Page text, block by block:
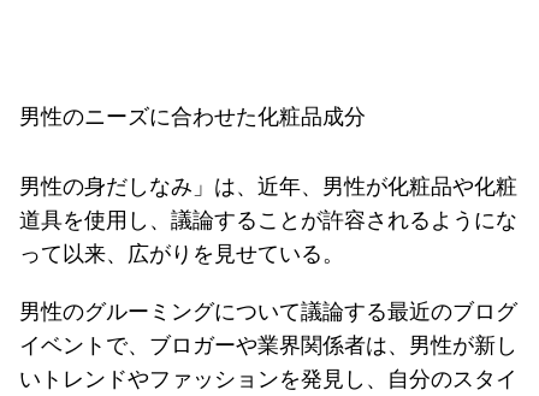
男性のニーズに合わせた化粧品成分
男性の身だしなみ」は、近年、男性が化粧品や化粧
道具を使用し、議論することが許容されるようにな
って以来、広がりを見せている。
男性のグルーミングについて議論する最近のブログ
イベントで、ブロガーや業界関係者は、男性が新し
いトレンドやファッションを発見し、自分のスタイ